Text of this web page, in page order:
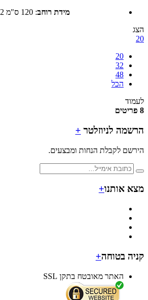
מידת רוחב :120 ס"מ 2 דלתות
הכל
לניוזלטר+
לקבלת הנחות ומבצעים.
אותנו+
בטוחה+
האתר מאובטח בתקן SSL